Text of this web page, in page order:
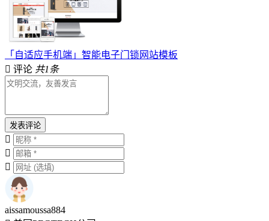
「自适应手机端」智能电子门锁网站模板
评论 共1条
发表评论
aissamoussa884